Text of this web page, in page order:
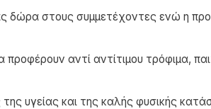
δώρα στους συμμετέχοντες ενώ η
αντί αντίτιμου τρόφιμα,
υγείας και της καλής φυσικής